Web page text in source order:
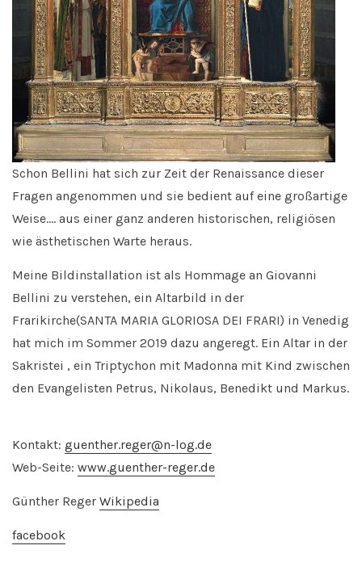
Schon Bellini hat sich zur Zeit der Renaissance dieser
Fragen angenommen und sie bedient auf eine großartige
Weise…. aus einer ganz anderen historischen, religiösen
wie ästhetischen Warte heraus.
Meine Bildinstallation ist als Hommage an Giovanni
Bellini zu verstehen, ein Altarbild in der
Frarikirche(SANTA MARIA GLORIOSA DEI FRARI) in Venedig
hat mich im Sommer 2019 dazu angeregt. Ein Altar in der
Sakristei , ein Triptychon mit Madonna mit Kind zwischen
den Evangelisten Petrus, Nikolaus, Benedikt und Markus.
Kontakt: guenther.reger@n-log.de
Web-Seite: www.guenther-reger.de
Günther Reger Wikipedia
facebook